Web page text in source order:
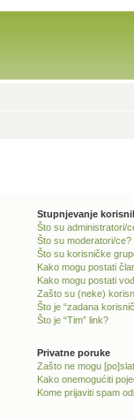
Stupnjevanje
Što su administratori/
Što su moderatori/ce?
Što su korisničke
Kako mogu postati
Kako mogu postati
Zašto su (neke)
Što je “zadana
Što je “Tim” link?
Privatne poruke
Zašto ne mogu
Kako onemogućiti
Kome prijaviti spam